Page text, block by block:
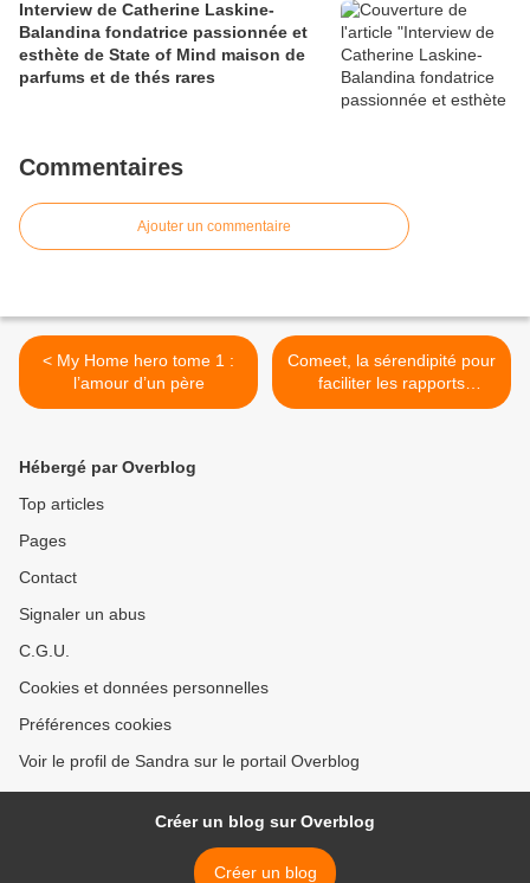
Interview de Catherine Laskine-
Balandina fondatrice passionnée et
esthète de State of Mind maison de
parfums et de thés rares
Commentaires
Ajouter un commentaire
< My Home hero tome 1 :
l’amour d’un père
Comeet, la sérendipité pour
faciliter les rapports
humains au travail >
Hébergé par Overblog
Top articles
Pages
Contact
Signaler un abus
C.G.U.
Cookies et données personnelles
Préférences cookies
Voir le profil de Sandra sur le portail Overblog
Créer un blog sur Overblog
Créer un blog